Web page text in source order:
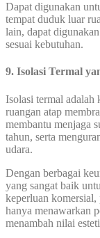
Dapat digunakan
tempat duduk luar
lain, dapat
sesuai kebutuhan.
9. Isolasi Termal
Isolasi termal adalah
ruangan atap
membantu menjaga
tahun, serta
udara.
Dengan berbagai
yang sangat baik
keperluan
hanya menawarkan
menambah nilai